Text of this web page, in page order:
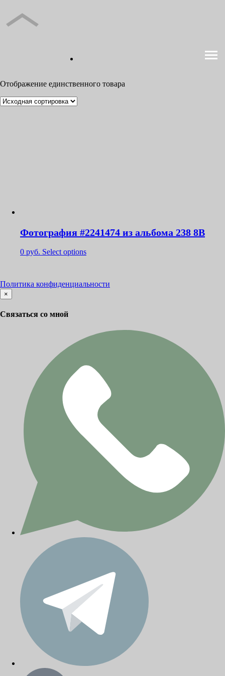
Отображение единственного товара
Фотография #2241474 из альбома 238 8В
0 руб. Select options
Политика конфиденциальности
×
Связаться со мной